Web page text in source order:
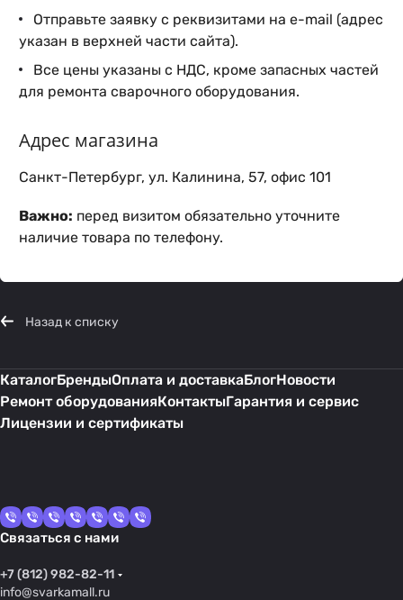
Отправьте заявку с реквизитами на e-mail (адрес
указан в верхней части сайта).
Все цены указаны с НДС, кроме запасных частей
для ремонта сварочного оборудования.
Адрес магазина
Санкт-Петербург, ул. Калинина, 57, офис 101
Важно: перед визитом обязательно уточните
наличие товара по телефону.
Назад к списку
КаталогБрендыОплата и доставкаБлогНовости
Ремонт оборудованияКонтактыГарантия и сервис
Лицензии и сертификаты
Связаться с нами
+7 (812) 982-82-11
info@svarkamall.ru